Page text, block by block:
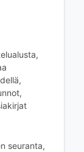
seuranta,